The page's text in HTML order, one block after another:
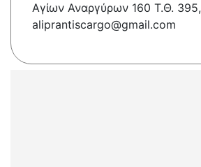
Αγίων Αναργύρων 160 Τ.Θ. 395,
aliprantiscargo@gmail.com